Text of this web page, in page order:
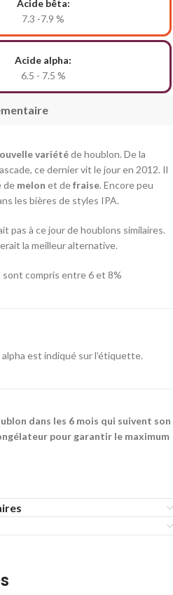
Acide alpha:
6.5 - 7.5 %
Acide bêta:
7.3 -7.9 %
variétéde houblon. De la
ce dernier vit le jour en 2012. Il
de melon et defraise. Encore peu
les bières de styles IPA.
pas à ce jour de houblons similaires.
la meilleur alternative.
sont compris entre 6 et 8%
est indiqué sur l’étiquette.
dans les 6 mois qui suivent son
pour garantir le maximum